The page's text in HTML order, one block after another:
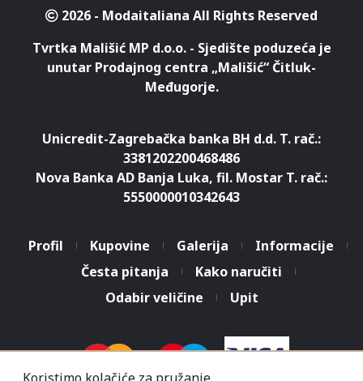
Koristimo kolačiće za pružanje
boljeg korisničkog iskustva.
korištenja.
Saznaj više
2026 - Modaitaliana All Rights Reserved
Tvrtka Mališić MP d.o.o. - Sjedište poduzeća je
unutar Prodajnog centra „Mališić“ Čitluk-
Međugorje.
Unicredit-Zagrebačka banka BH d.d. T. rač.:
3381202200468486
Nova Banka AD Banja Luka, fil. Mostar T. rač.:
5550000010342643
Profil Kupovine Galerija
Informacije
Česta pitanja
Kako naručiti
Odabir veličine
Upit